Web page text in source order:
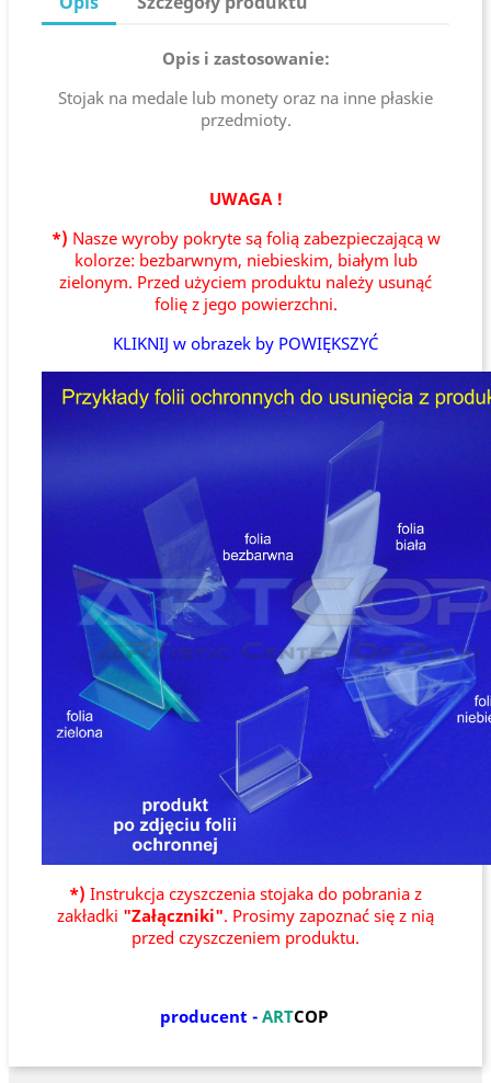
Opis i zastosowanie:
Stojak na medale lub monety oraz na inne płaskie
przedmioty.
UWAGA !
*) Nasze wyroby pokryte są folią zabezpieczającą w
kolorze: bezbarwnym, niebieskim, białym lub
zielonym. Przed użyciem produktu należy usunąć
folię z jego powierzchni.
KLIKNIJ w obrazek by POWIĘKSZYĆ
*) Instrukcja czyszczenia stojaka do pobrania z
zakładki "Załączniki". Prosimy zapoznać się z nią
przed czyszczeniem produktu.
producent - ARTCOP